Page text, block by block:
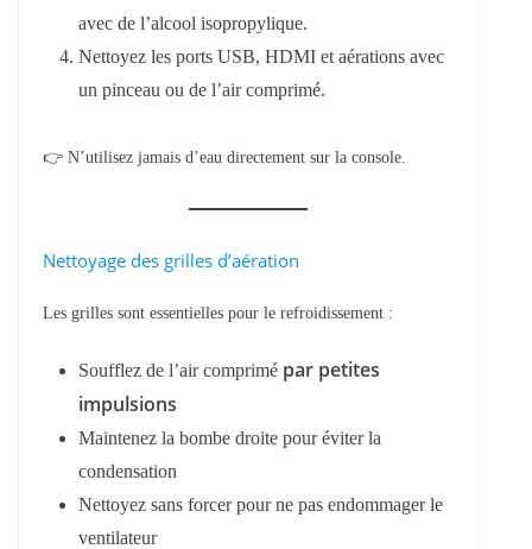
avec de l’alcool isopropylique.
Nettoyez les ports USB, HDMI et aérations avec
un pinceau ou de l’air comprimé.
👉 N’utilisez jamais d’eau directement sur la console.
Nettoyage des grilles d’aération
Les grilles sont essentielles pour le refroidissement :
Soufflez de l’air comprimé par petites
impulsions
Maintenez la bombe droite pour éviter la
condensation
Nettoyez sans forcer pour ne pas endommager le
ventilateur